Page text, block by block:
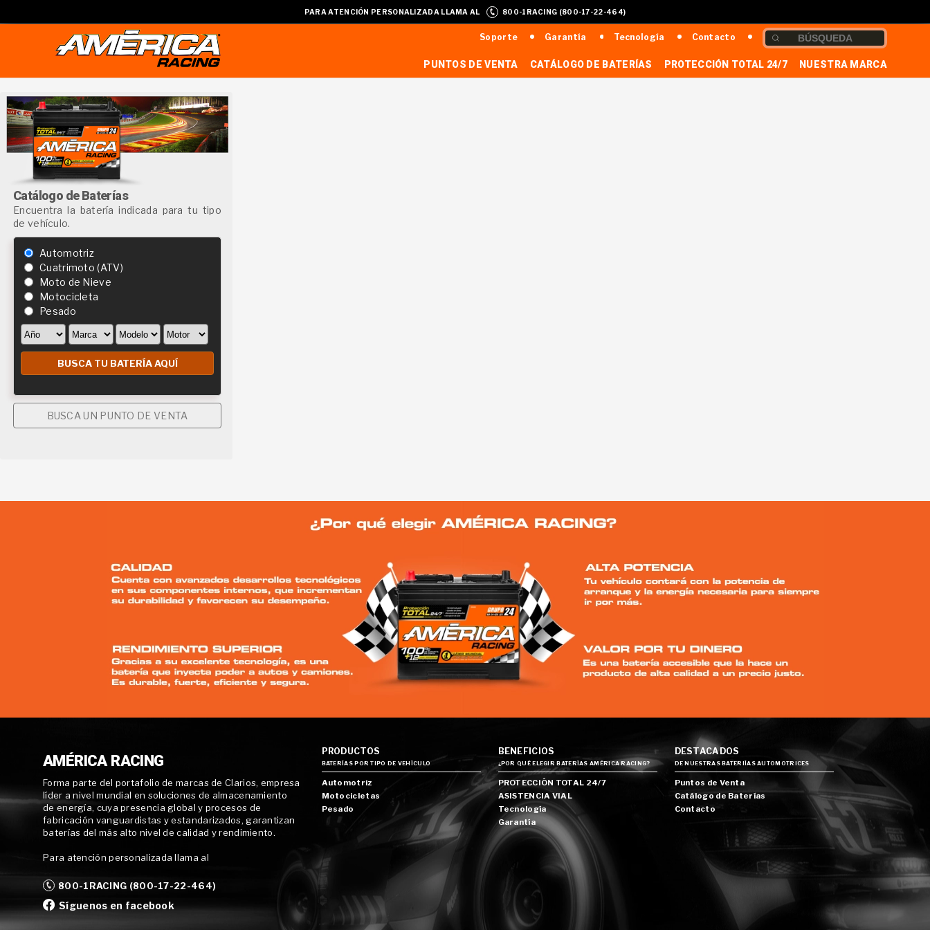
PARA ATENCIÓN PERSONALIZADA LLAMA AL 800-1RACING (800-17-22-464)
Contacto
Tecnología
Garantía
Soporte
NUESTRA MARCA
PROTECCIÓN TOTAL 24/7
CATÁLOGO DE BATERÍAS
PUNTOS DE VENTA
Catálogo de Baterías
Encuentra la batería indicada para tu tipo
de vehículo.
Automotriz
Cuatrimoto (ATV)
Moto de Nieve
Motocicleta
Pesado
BUSCA UN PUNTO DE VENTA
AMÉRICA RACING
Forma parte del portafolio de marcas de Clarios, empresa
líder a nivel mundial en soluciones de almacenamiento
de energía, cuya presencia global y procesos de
fabricación vanguardistas y estandarizados, garantizan
baterías del más alto nivel de calidad y rendimiento.
Para atención personalizada llama al
800-1RACING (800-17-22-464)
Síguenos en facebook
PRODUCTOS
BATERÍAS POR TIPO DE VEHÍCULO
Automotriz
Motocicletas
Pesado
BENEFICIOS
¿POR QUÉ ELEGIR BATERÍAS AMÉRICA RACING?
PROTECCIÓN TOTAL 24/7
ASISTENCIA VIAL
Tecnología
Garantía
DESTACADOS
DE NUESTRAS BATERIÍAS AUTOMOTRICES
Puntos de Venta
Catálogo de Baterías
Contacto